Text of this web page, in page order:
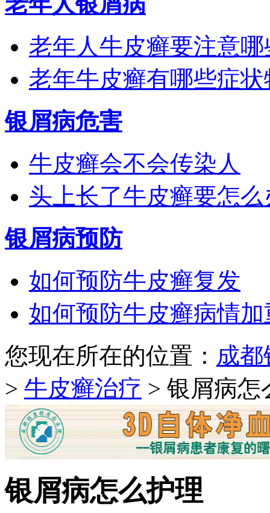
老年人牛皮癣要注意哪
老年牛皮癣有哪些症状
银屑病危害
牛皮癣会不会传染人
头上长了牛皮癣要怎么
银屑病预防
如何预防牛皮癣复发
如何预防牛皮癣病情加
您现在所在的位置： 成
> 牛皮癣治疗 > 银屑病怎
银屑病怎么护理